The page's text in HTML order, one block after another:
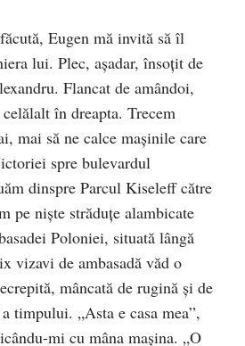
Eugen mă invită să îl
lui. Plec, așadar, însoțit de
Flancat de amândoi,
în dreapta. Trecem
mai să ne calce mașinile care
spre bulevardul
dinspre Parcul Kiseleff către
pe niște străduțe alambicate
Poloniei, situată lângă
vizavi de ambasadă văd o
mâncată de rugină și de
timpului. „Asta e casa mea”,
mi cu mâna mașina. „O